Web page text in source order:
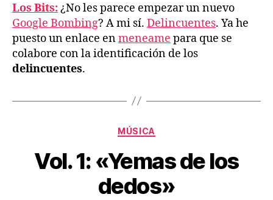
Los Bits:¿No les parece empezar un nuevo
Google Bombing? A mi sí. Delincuentes. Ya he
puesto un enlace enmeneame para que se
colabore con la identificación de los
delincuentes.
Categorías
MÚSICA
Vol. 1: «Yemas de los
dedos»